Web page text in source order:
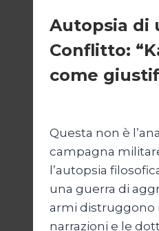
Autopsia di
Conflitto:
come
Questa non è
campagna
l’autopsia
una guerra di
armi distruggono
narrazioni e le